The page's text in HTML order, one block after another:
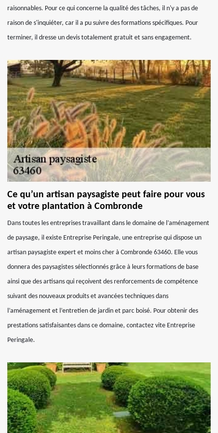
raisonnables. Pour ce qui concerne la qualité des tâches, il n'y a pas de
raison de s'inquiéter, car il a pu suivre des formations spécifiques. Pour
terminer, il dresse un devis totalement gratuit et sans engagement.
Ce qu’un artisan paysagiste peut faire pour vous
et votre plantation à Combronde
Dans toutes les entreprises travaillant dans le domaine de l’aménagement
de paysage, il existe Entreprise Peringale, une entreprise qui dispose un
artisan paysagiste expert et moins cher à Combronde 63460. Elle vous
donnera des paysagistes sélectionnés grâce à leurs formations de base
ainsi que des artisans qui reçoivent des renforcements de compétence
suivant des nouveaux produits et avancées techniques dans
l’aménagement et l’entretien de jardin et parc boisé. Pour obtenir des
prestations satisfaisantes dans ce domaine, contactez vite Entreprise
Peringale.